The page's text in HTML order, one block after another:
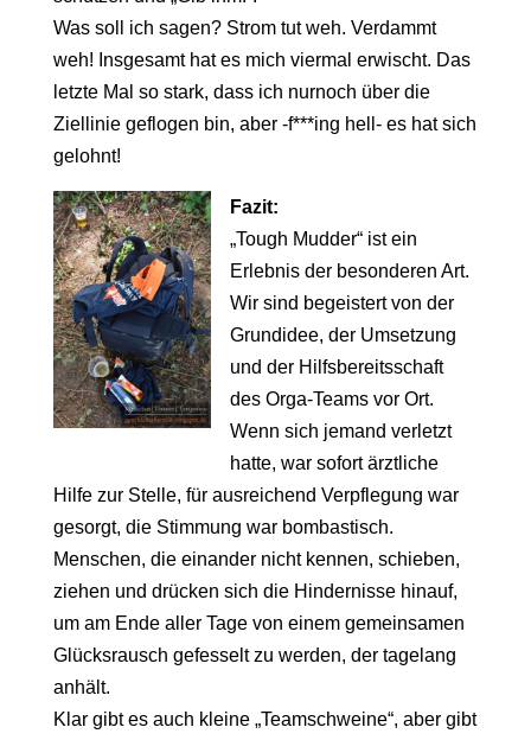
Was soll ich sagen? Strom tut weh. Verdammt
weh! Insgesamt hat es mich viermal erwischt. Das
letzte Mal so stark, dass ich nurnoch über die
Ziellinie geflogen bin, aber -f***ing hell- es hat sich
gelohnt!
Fazit:
„Tough Mudder“ ist ein
Erlebnis der besonderen Art.
Wir sind begeistert von der
Grundidee, der Umsetzung
und der Hilfsbereitsschaft
des Orga-Teams vor Ort.
Wenn sich jemand verletzt
hatte, war sofort ärztliche
Hilfe zur Stelle, für ausreichend Verpflegung war
gesorgt, die Stimmung war bombastisch.
Menschen, die einander nicht kennen, schieben,
ziehen und drücken sich die Hindernisse hinauf,
um am Ende aller Tage von einem gemeinsamen
Glücksrausch gefesselt zu werden, der tagelang
anhält.
Klar gibt es auch kleine „Teamschweine“, aber gibt